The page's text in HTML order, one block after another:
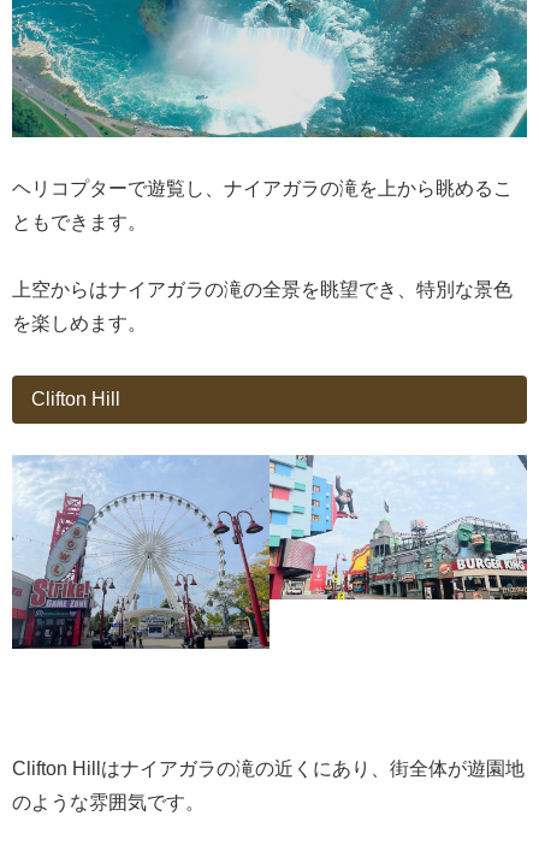
ヘリコプターで遊覧し、ナイアガラの滝を上から眺めるこ
ともできます。
上空からはナイアガラの滝の全景を眺望でき、特別な景色
を楽しめます。
Clifton Hill
Clifton Hillはナイアガラの滝の近くにあり、街全体が遊園地
のような雰囲気です。